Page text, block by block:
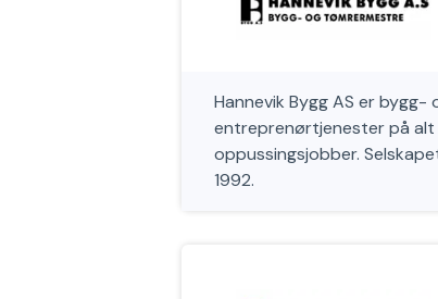
Hannevik Bygg AS er
entreprenørtjenester på
oppussingsjobber.
1992.